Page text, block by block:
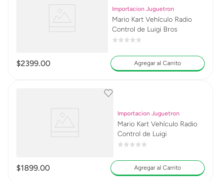
Importacion Juguetron
Mario Kart Vehículo Radio
Control de Luigi Bros
$2399.00 Agregar al Carrito
Importacion Juguetron
Mario Kart Vehículo Radio
Control de Luigi
$1899.00 Agregar al Carrito